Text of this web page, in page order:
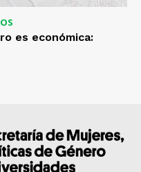
es económica: